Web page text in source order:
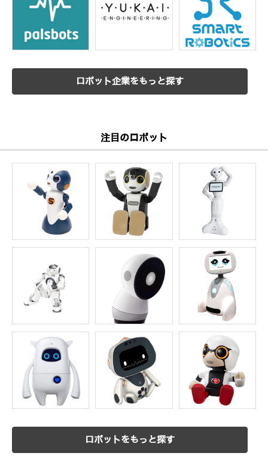
ロボット企業をもっと探す
注目のロボット
ロボットをもっと探す